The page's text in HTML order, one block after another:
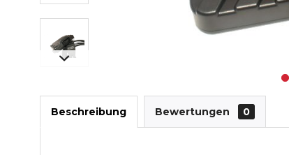
Beschreibung Bewertungen 0